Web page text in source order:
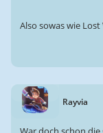
Also sowas wie
Rayvia